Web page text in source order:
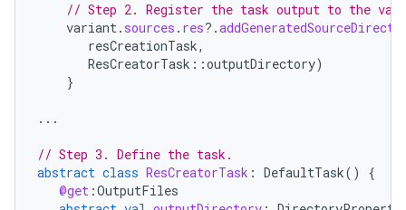
// Step 2. Register the task output to the
variant. sources . res?.
resCreationTask,
ResCreatorTask ::outputDirectory)
}
...
// Step 3. Define the task.
abstract class ResCreatorTask : DefaultTask()
{
@get :OutputFiles